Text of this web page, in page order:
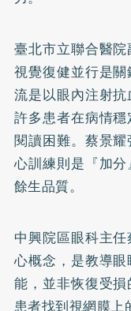
臺北市立聯合醫
視覺復健並行是
流是以眼內注射
許多患者在病情
閱讀困難。蔡景
心訓練則是『加
餘生品質。
中興院區眼科主
心概念，是教導
能，並非恢復受
患者找到視網膜上